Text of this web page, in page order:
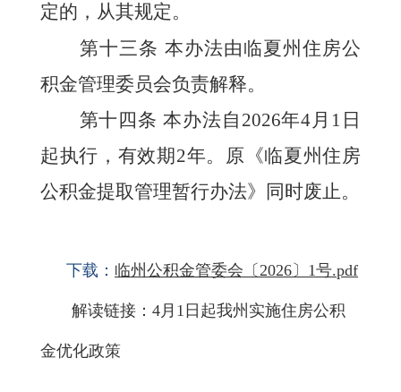
定的，从其规定。
第十三条 本办法由临夏州住房公
积金管理委员会负责解释。
第十四条 本办法自2026年4月1日
起执行，有效期2年。原《临夏州住房
公积金提取管理暂行办法》同时废止。
下载： 临州公积金管委会〔2026〕1号.pdf
解读链接： 4月1日起我州实施住房公积
金优化政策